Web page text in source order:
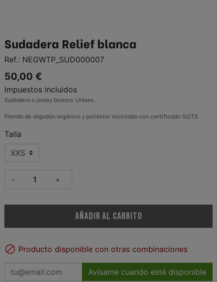
Sudadera Relief blanca
Ref.: NEGWTP_SUD000007
50,00 €
Impuestos incluidos
Sudadera o jersey blanca. Unisex.
Prenda de algodón orgánico y poliéster reciclado con certificado GOTS.
Talla
- +
AÑADIR AL CARRITO
 Producto disponible con otras combinaciones
Avísame cuando esté disponible